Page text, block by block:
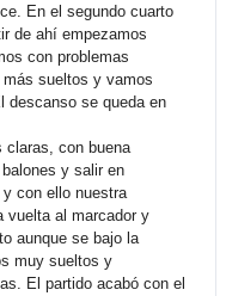
En el segundo cuarto
de ahí empezamos
con problemas
sueltos y vamos
descanso se queda en
claras, con buena
y salir en
con ello nuestra
vuelta al marcador y
aunque se bajo la
muy sueltos y
El partido acabó con el